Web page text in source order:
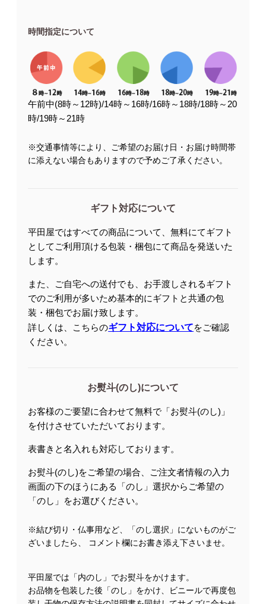
時間指定について
午前中(8時～12時)/14時～16時/16時～18時/18時～20
時/19時～21時
※交通事情等により、ご希望のお届け日・お届け時間帯
に添えない場合もありますので予めご了承ください。
ギフト対応について
平田屋ではすべての商品について、無料にてギフト
としてご利用頂ける包装・梱包にて商品を発送いた
します。
また、ご自宅への送付でも、お手渡しされるギフト
でのご利用が多いため基本的にギフトと共通の包
装・梱包でお届け致します。
詳しくは、こちらのギフト対応についてをご確認
ください。
お熨斗(のし)について
お客様のご要望に合わせて無料で「お熨斗(のし)」
を付けさせていただいております。
表書きと名入れも対応しております。
お熨斗(のし)をご希望の場合、ご注文者情報の入力
画面の下のほうにある「のし」選択からご希望の
「のし」をお選びください。
※結び切り・仏事用など、「のし選択」にないものがご
ざいましたら、 コメント欄にお書き添え下さいませ。
平田屋では「内のし」でお熨斗をかけます。
お品物を包装した後「のし」をかけ、ビニールで再度包